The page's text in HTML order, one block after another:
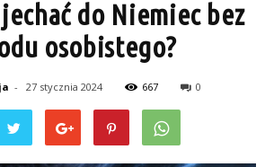
jechać do Niemiec bez
osobistego?
- 27 stycznia 2024 667 0